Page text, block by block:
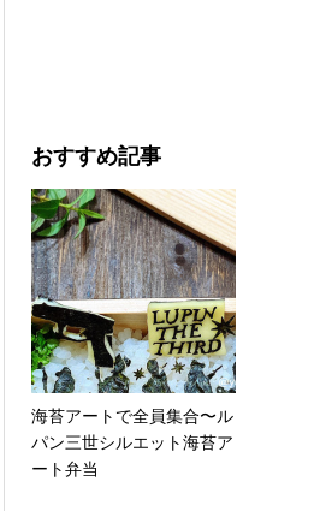
おすすめ記事
海苔アートで全員集合〜ル
パン三世シルエット海苔ア
ート弁当